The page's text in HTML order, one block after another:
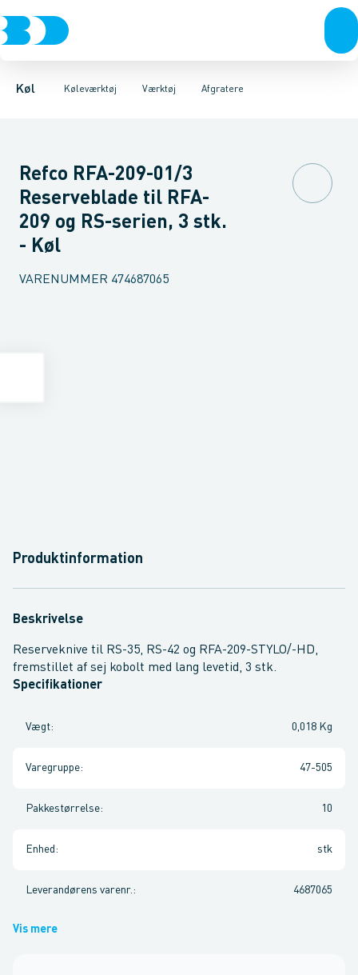
Køl Køleværktøj
KompressorerKondenseringsaggregaterFordampere
Værktøj
Måleinstrumenter Serviceudstyr Værktøj
Afgratere
AfgratereBukkeværktøjEkspansionsværktøj
Refco RFA-209-01/3
Reserveblade til RFA-
209 og RS-serien, 3 stk.
- Køl
VARENUMMER 474687065
Produktinformation
Beskrivelse
Reserveknive til RS-35, RS-42 og RFA-209-STYLO/-HD,
fremstillet af sej kobolt med lang levetid, 3 stk.
Specifikationer
Vægt: 0,018 Kg
Varegruppe: 47-505
Pakkestørrelse: 10
Enhed : stk
Leverandørens varenr. : 4687065
Vis mere